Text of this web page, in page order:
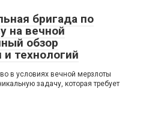
бригада по
на вечной
обзор
технологий
в условиях вечной мерзлоты
задачу, которая требует